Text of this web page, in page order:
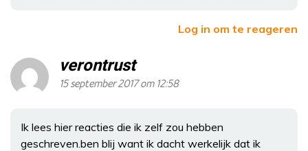
Log in om te reageren
verontrust
15 september 2017 om 12:58
Ik lees hier reacties die ik zelf zou hebben
geschreven.ben blij want ik dacht werkelijk dat ik